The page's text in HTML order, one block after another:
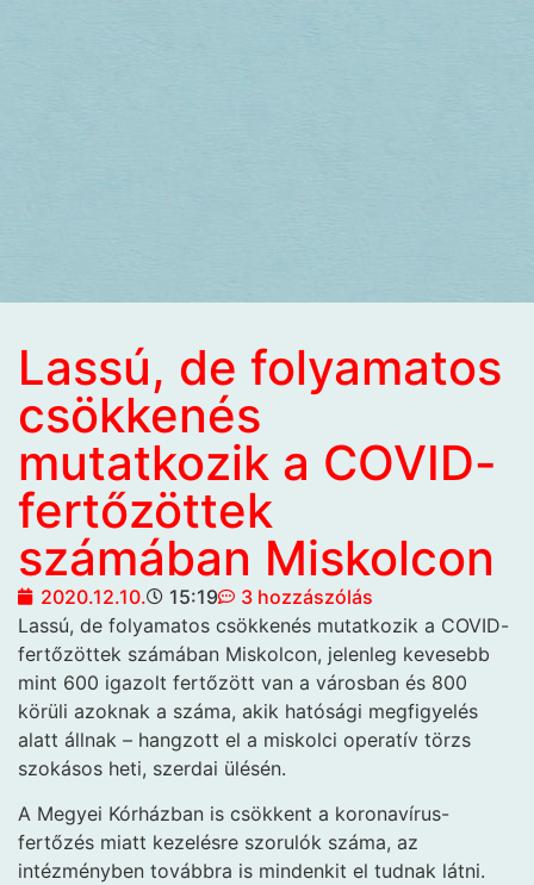
Lassú, de folyamatos
csökkenés
mutatkozik a COVID-
fertőzöttek
számában Miskolcon
2020.12.10. 15:19
3 hozzászólás
Lassú, de folyamatos csökkenés mutatkozik a COVID-
fertőzöttek számában Miskolcon, jelenleg kevesebb
mint 600 igazolt fertőzött van a városban és 800
körüli azoknak a száma, akik hatósági megfigyelés
alatt állnak – hangzott el a miskolci operatív törzs
szokásos heti, szerdai ülésén.
A Megyei Kórházban is csökkent a koronavírus-
fertőzés miatt kezelésre szorulók száma, az
intézményben továbbra is mindenkit el tudnak látni.